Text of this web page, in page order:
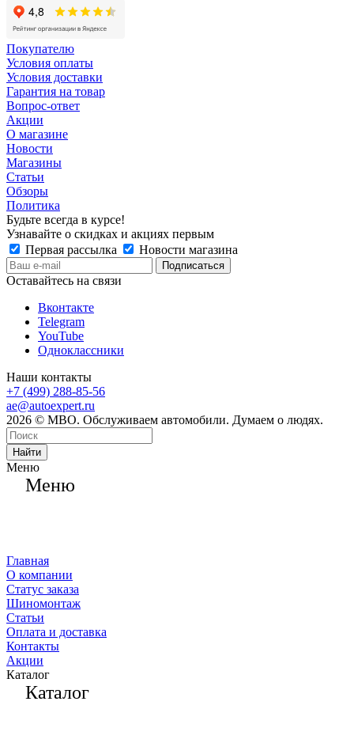
Покупателю
Условия оплаты
Условия доставки
Гарантия на товар
Вопрос-ответ
Акции
О магазине
Новости
Магазины
Статьи
Обзоры
Политика
Будьте всегда в курсе!
Узнавайте о скидках и акциях первым
Первая рассылка
Новости магазина
Оставайтесь на связи
Вконтакте
Telegram
YouTube
Одноклассники
Наши контакты
+7 (499) 288-85-56
ae@autoexpert.ru
2026 © МВО. Обслуживаем автомобили. Думаем о людях.
Найти
Меню
Меню
Главная
О компании
Статус заказа
Шиномонтаж
Статьи
Оплата и доставка
Контакты
Акции
Каталог
Каталог